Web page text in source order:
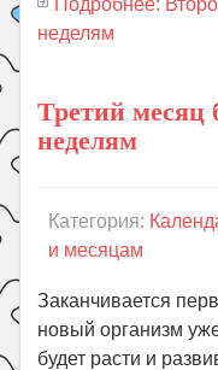
Подробнее:
неделям
Третий месяц
неделям
Категория:
и месяцам
Заканчивается
новый организм
будет расти и